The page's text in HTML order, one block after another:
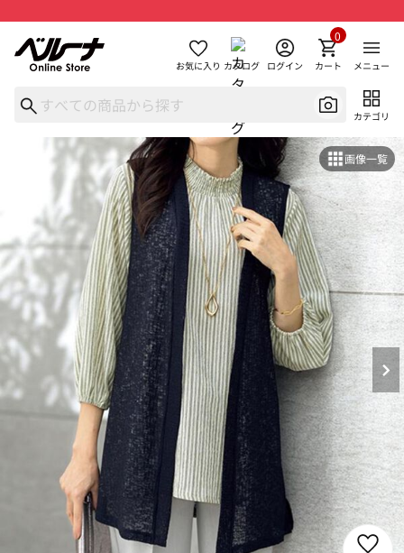
お気に入り カタログ ログイン カート
0
メニュー
カテゴリ
画像一覧